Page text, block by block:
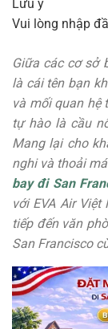
Lưu ý
Vui lòng nhập
Giữa các cơ sở
là cái tên bạn
và mối quan hệ
tự hào là cầu
Mang lại cho
nghi và thoải
bay đi San
với EVA Air
tiếp đến văn
San Francisco